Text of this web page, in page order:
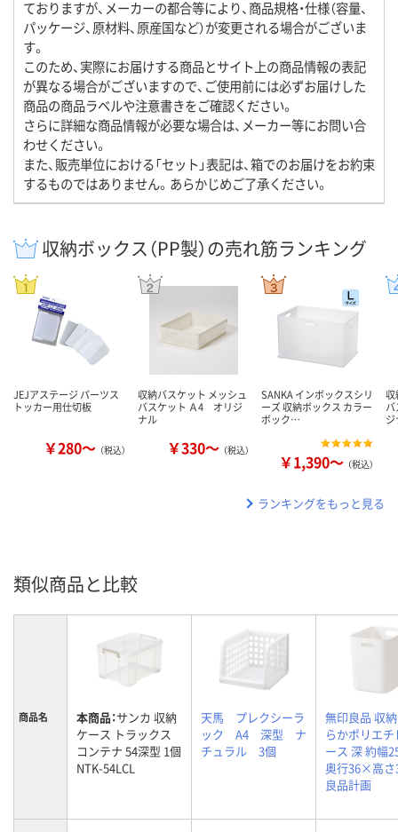
ておりますが、メーカーの都合等により、商品規格・仕様（容量、
パッケージ、原材料、原産国など）が変更される場合がございま
す。
このため、実際にお届けする商品とサイト上の商品情報の表記
が異なる場合がございますので、ご使用前には必ずお届けした
商品の商品ラベルや注意書きをご確認ください。
さらに詳細な商品情報が必要な場合は、メーカー等にお問い合
わせください。
また、販売単位における「セット」表記は、箱でのお届けをお約束
するものではありません。あらかじめご了承ください。
収納ボックス（PP製）の売れ筋ランキング
JEJアステージ パーツス
トッカー用仕切板
￥280～ （税込）
収納バスケット メッシュ
バスケット Ａ4 オリジ
ナル
￥330～ （税込）
SANKA インボックスシリ
ーズ 収納ボックス カラー
ボック…
￥1,390～ （税込）
収
ランキングをもっと見る
類似商品と比較
商品名 本商品：サンカ 収納
ケース トラックス
コンテナ 54深型 1個
NTK-54LCL
天馬 プレクシーラ
ック A4 深型 ナ
チュラル 3個
無印良品 収
らかポリエ
ース 深 約幅
奥行36×高
良品計画